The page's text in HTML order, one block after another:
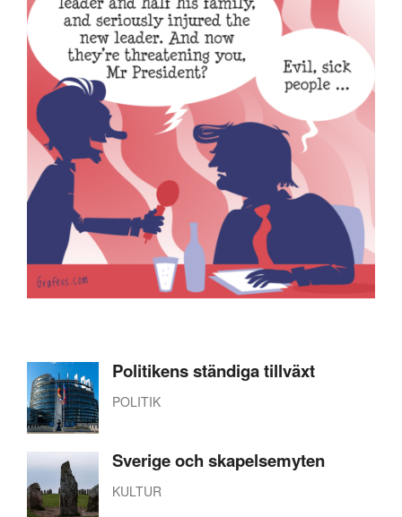
Politikens ständiga tillväxt
POLITIK
Sverige och skapelsemyten
KULTUR